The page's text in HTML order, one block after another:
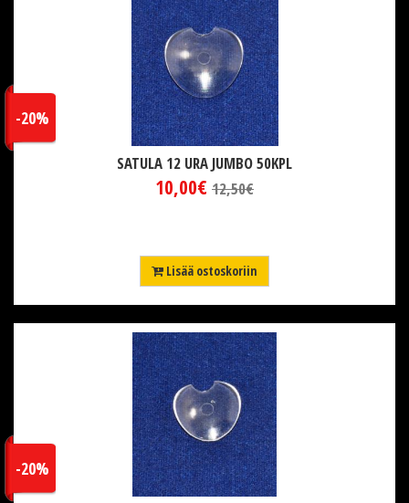
SATULA 12 URA JUMBO 50KPL
10,00€
-20%
12,50€
Lisää ostoskoriin
-20%